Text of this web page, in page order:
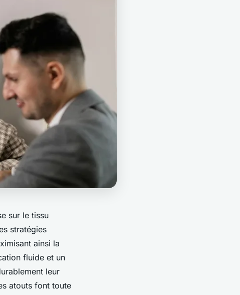
sur le tissu
stratégies
ainsi la
fluide et un
leur
atouts font toute